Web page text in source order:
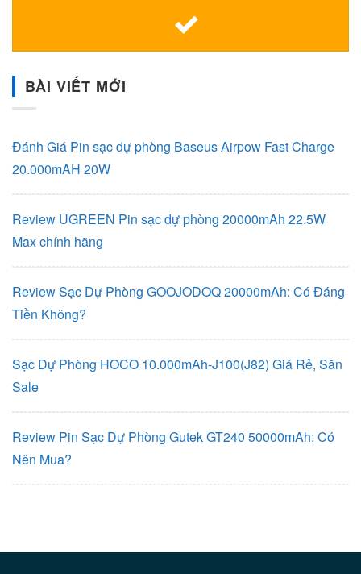
BÀI VIẾT MỚI
Đánh Giá Pin sạc dự phòng Baseus Airpow Fast Charge
20.000mAH 20W
Review UGREEN Pin sạc dự phòng 20000mAh 22.5W
Max chính hãng
Review Sạc Dự Phòng GOOJODOQ 20000mAh: Có Đáng
Tiền Không?
Sạc Dự Phòng HOCO 10.000mAh-J100(J82) Giá Rẻ, Săn
Sale
Review Pin Sạc Dự Phòng Gutek GT240 50000mAh: Có
Nên Mua?